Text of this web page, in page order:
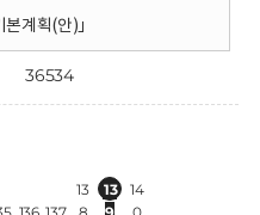
본계획(안)」
36534
13
13
14